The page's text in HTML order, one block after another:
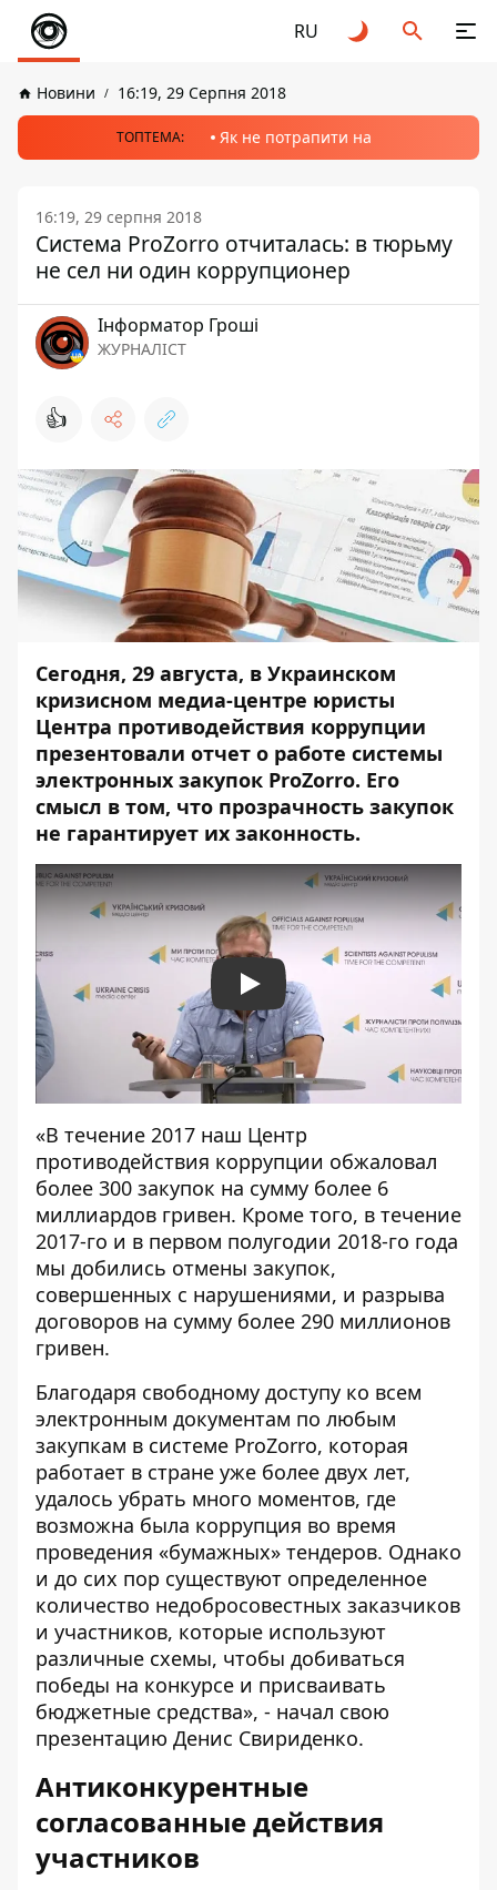
RU
Новини 16:19, 29 Серпня 2018
ТОПТЕМА: Як не потрапити на
16:19, 29 серпня 2018
Система ProZorro отчиталась: в тюрьму
не сел ни один коррупционер
Інформатор Гроші
ЖУРНАЛІСТ
👍
Сегодня, 29 августа, в Украинском
кризисном медиа-центре юристы
Центра противодействия коррупции
презентовали отчет о работе системы
электронных закупок ProZorro. Его
смысл в том, что прозрачность закупок
не гарантирует их законность.
Play
«В течение 2017 наш Центр
противодействия коррупции обжаловал
более 300 закупок на сумму более 6
миллиардов гривен. Кроме того, в течение
2017-го и в первом полугодии 2018-го года
мы добились отмены закупок,
совершенных с нарушениями, и разрыва
договоров на сумму более 290 миллионов
гривен.
Благодаря свободному доступу ко всем
электронным документам по любым
закупкам в системе ProZorro, которая
работает в стране уже более двух лет,
удалось убрать много моментов, где
возможна была коррупция во время
проведения «бумажных» тендеров. Однако
и до сих пор существуют определенное
количество недобросовестных заказчиков
и участников, которые используют
различные схемы, чтобы добиваться
победы на конкурсе и присваивать
бюджетные средства», - начал свою
презентацию Денис Свириденко.
Антиконкурентные
согласованные действия
участников